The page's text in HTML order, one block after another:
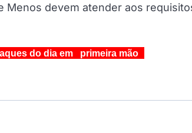
Menos devem atender aos
do dia em primeira mão